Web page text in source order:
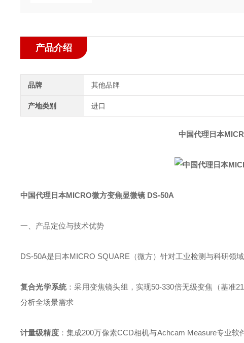
产品介绍
品牌 其他品牌
产地类别 进口
中国代理日本
中国代理日本MICRO微方变焦显微镜 DS-50A
一、产品定位与技术优势
DS-50A是日本MICRO SQUARE（微方）针对工业检测与科研领
复合光学系统：采用变焦镜头组，实现50-330倍无级变焦（基准
分析全场景需求
计量级精度：集成200万像素CCD相机与Achcam Measure专业